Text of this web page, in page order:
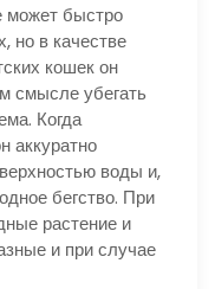
может быстро
но в качестве
кошек он
смысле убегать
Когда
аккуратно
воды и,
бегство. При
растение и
и при случае